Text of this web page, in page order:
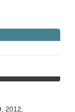
2012,